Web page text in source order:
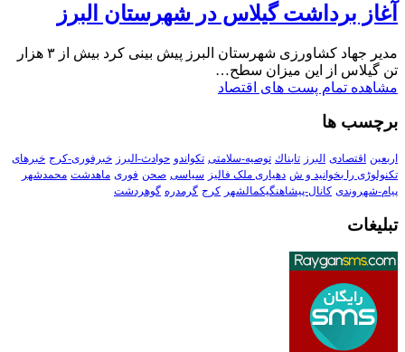
آغاز برداشت گیلاس در شهرستان البرز
مدیر جهاد کشاورزی شهرستان البرز پیش بینی کرد بیش از ۳ هزار
تن گیلاس از این میزان سطح…
مشاهده تمام پست های اقتصاد
برچسب ها
اربعین اقتصادی البرز تابناك توصیه-سلامتی تکواندو حوادث-البرز خبرفوری-کرج خبرهای
تکنولوڑی را بخوانید و ش دهیاری ملک فالیز سیاسی صحن فوری ماهدشت محمدشهر
پیام-شهروندی کانال-پیشاهنگیکمالشهر کرج گرمدره گوهردشت
تبلیغات